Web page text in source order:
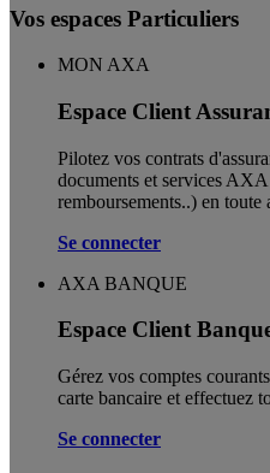
Vos espaces Particuliers
MON AXA
Espace Client
Pilotez vos contrats
documents et services AXA
remboursements..) en toute
Se connecter
AXA BANQUE
Espace Client
Gérez vos comptes
carte bancaire et effectuez
Se connecter